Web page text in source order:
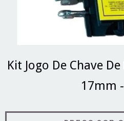
Kit Jogo De Chave
17mm